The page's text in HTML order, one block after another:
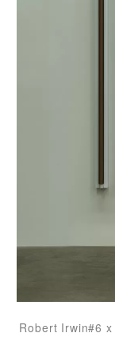
Robert Irwin#6